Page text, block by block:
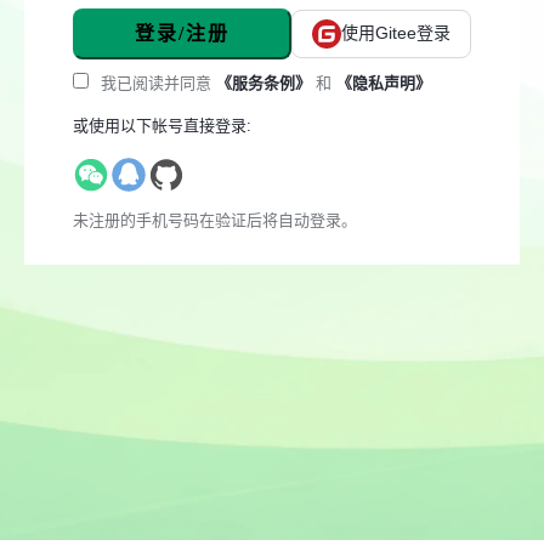
登录/注册 使用Gitee登录
我已阅读并同意 《服务条例》 和 《隐私声明》
或使用以下帐号直接登录:
未注册的手机号码在验证后将自动登录。